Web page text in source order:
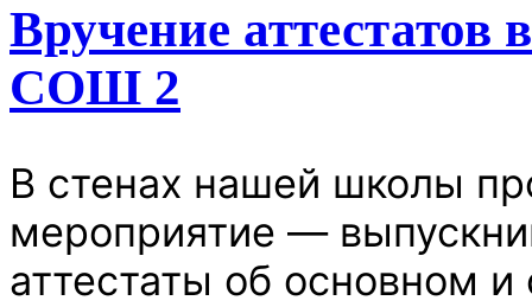
Вручение
СОШ 2
В стенах нашей школы
мероприятие —
аттестаты об основном